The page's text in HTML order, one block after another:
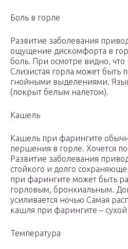
Боль в горле
Развитие заболевания
ощущение дискомфорта в
боль. При осмотре видно, что
Слизистая горла может быть
гнойными выделениями.
(покрыт белым налетом).
Кашель
Кашель при фарингите
першения в горле. Хочется
Развитие заболевания
стойкого и долго
при фарингите может быть
горловым, бронхиальным.
усиливается ночью Самая
кашля при фарингите –
Температура